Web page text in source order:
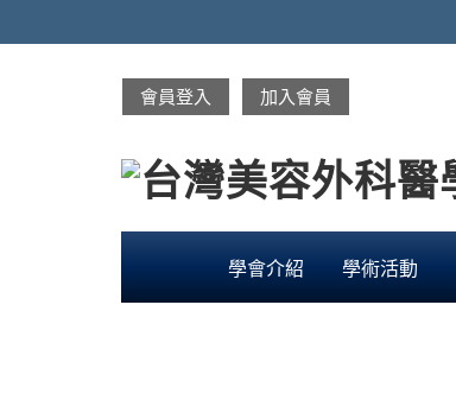
會員登入 加入會員
學會介紹 學術活動